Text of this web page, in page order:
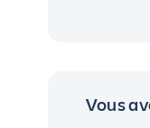
Vous